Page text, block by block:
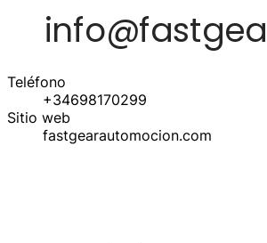
Teléfono
+34698170299
Sitio web
fastgearautomocion.com